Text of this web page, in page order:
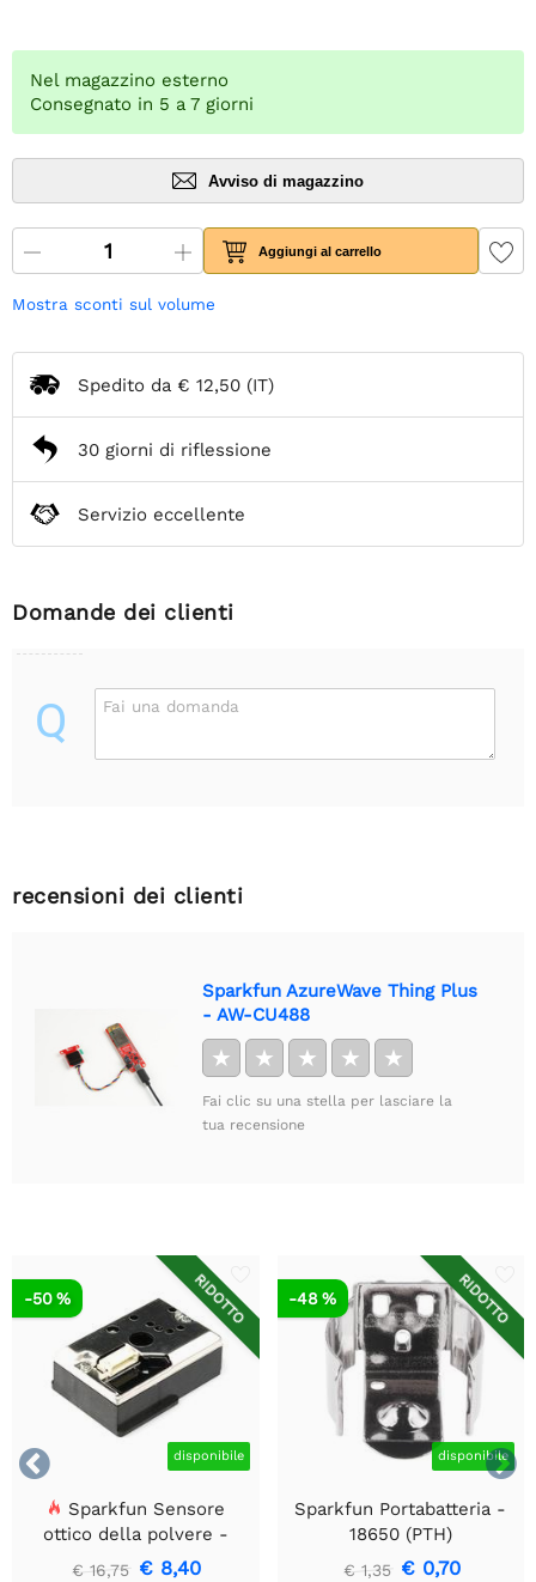
Nel magazzino esterno
Consegnato in 5 a 7 giorni
Avviso di magazzino
Aggiungi al carrello
Mostra sconti sul volume
Spedito da € 12,50 (IT)
30 giorni di riflessione
Servizio eccellente
Domande dei clienti
Q Fai una domanda
recensioni dei clienti
Sparkfun AzureWave Thing Plus
- AW-CU488
★ ★ ★ ★ ★
Fai clic su una stella per lasciare la
tua recensione


RIDOTTO
disponibile
-50 %
Sparkfun Sensore
ottico della polvere -
GP2Y1010AU0F
€ 16,75 € 8,40
RIDOTTO
disponibile
-48 %
Sparkfun Portabatteria -
18650 (PTH)
€ 1,35 € 0,70